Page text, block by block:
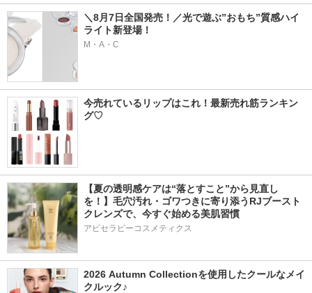
＼8月7日全国発売！／光で遊ぶ”おもち”質感ハイ
ライト新登場！
M・A・C
今売れているリップはこれ！最新売れ筋ランキン
グ♡
【夏の透明感ケアは“落とすこと”から見直し
を！】毛穴汚れ・ゴワつきに寄り添うRJブースト
クレンズで、今すぐ始める美肌習慣
アピセラピーコスメティクス
2026 Autumn Collectionを使用したクールなメイ
クルック♪